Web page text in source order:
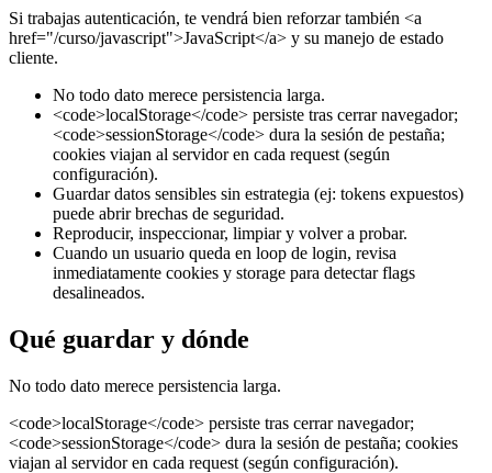
Si trabajas autenticación, te vendrá bien reforzar también <a
href="/curso/javascript">JavaScript</a> y su manejo de estado
cliente.
No todo dato merece persistencia larga.
<code>localStorage</code> persiste tras cerrar navegador;
<code>sessionStorage</code> dura la sesión de pestaña;
cookies viajan al servidor en cada request (según
configuración).
Guardar datos sensibles sin estrategia (ej: tokens expuestos)
puede abrir brechas de seguridad.
Reproducir, inspeccionar, limpiar y volver a probar.
Cuando un usuario queda en loop de login, revisa
inmediatamente cookies y storage para detectar flags
desalineados.
Qué guardar y dónde
No todo dato merece persistencia larga.
<code>localStorage</code> persiste tras cerrar navegador;
<code>sessionStorage</code> dura la sesión de pestaña; cookies
viajan al servidor en cada request (según configuración).